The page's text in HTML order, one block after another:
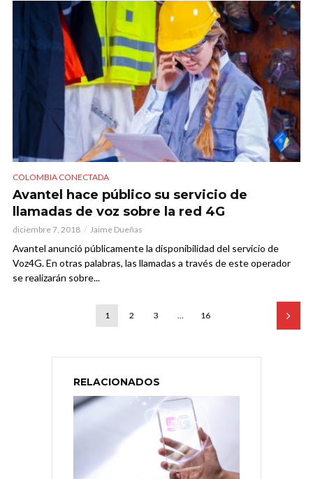
COLOMBIA CONECTADA
Avantel hace público su servicio de
llamadas de voz sobre la red 4G
diciembre 7, 2018 Jaime Dueñas
Avantel anunció públicamente la disponibilidad del servicio de
Voz4G. En otras palabras, las llamadas a través de este operador
se realizarán sobre...
1 2 3 … 16
RELACIONADOS